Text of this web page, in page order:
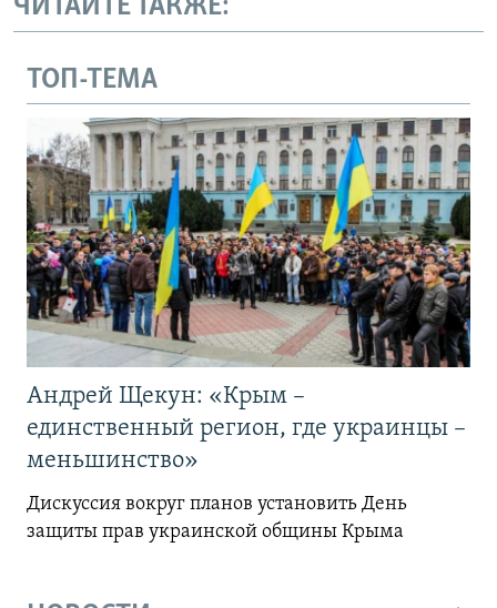
ЧИТАЙТЕ ТАКЖЕ:
ТОП-ТЕМА
Андрей Щекун: «Крым –
единственный регион, где украинцы –
меньшинство»
Дискуссия вокруг планов установить День
защиты прав украинской общины Крыма